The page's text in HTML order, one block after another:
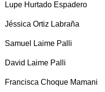
Lupe Hurtado Espadero
Jéssica Ortiz Labraña
Samuel Laime Palli
David Laime Palli
Francisca Choque Mamani